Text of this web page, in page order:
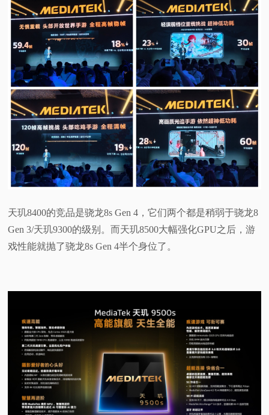
天玑8400的竞品是骁龙8s Gen 4，它们两个都是稍弱于骁龙8
Gen 3/天玑9300的级别。而天玑8500大幅强化GPU之后，游
戏性能就抛了骁龙8s Gen 4半个身位了。